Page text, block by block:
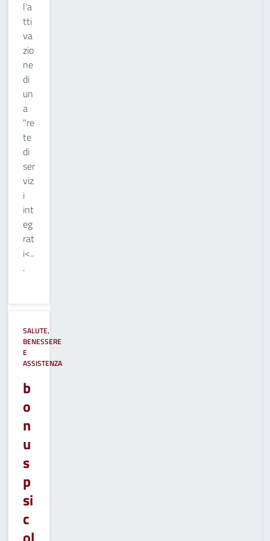
l'a
tti
va
zio
ne
di
un
a
"re
te
di
ser
viz
i
int
eg
rat
i<..
.
SALUTE,
BENESSERE
E
ASSISTENZA
b
o
n
u
s
p
si
c